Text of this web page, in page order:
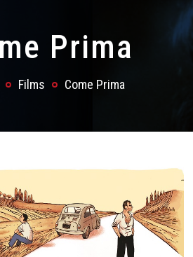
Prima
Films Come Prima